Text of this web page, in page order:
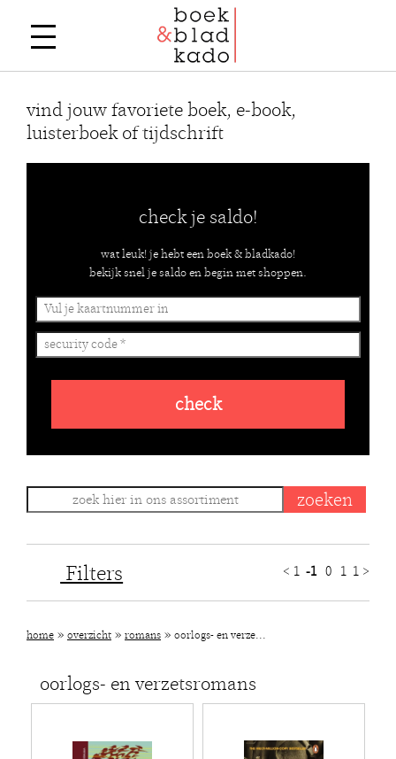
vind jouw favoriete boek, e-book,
luisterboek of tijdschrift
check je saldo!
wat leuk! je hebt een boek & bladkado!
bekijk snel je saldo en begin met shoppen.
check
Filters < 1 -1 0 1 1 >
home » overzicht » romans » oorlogs- en verze...
oorlogs- en verzetsromans